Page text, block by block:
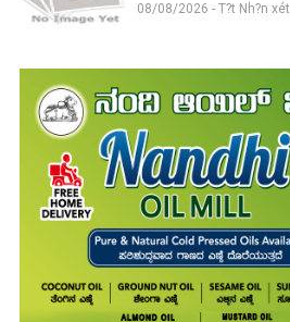
08/08/2026 - T?t Nh?n xét